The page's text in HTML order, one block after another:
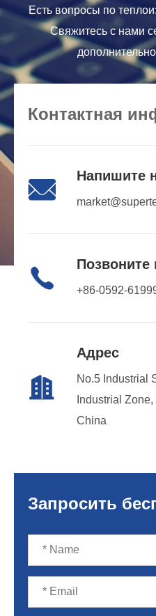
Есть вопросы по
Свяжитесь с нами
Контактная
 Напишите
 Позвоните
+86-0592-

Адрес
No.5 Industrial
Industrial
China
Запросить